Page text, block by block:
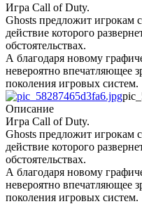
Игра Call of Duty.
Ghosts предложит игрокам
действие которого
обстоятельствах.
А благодаря новому
невероятно впечатляющее
поколения игровых систем.
Описание
Игра Call of Duty.
Ghosts предложит игрокам
действие которого
обстоятельствах.
А благодаря новому
невероятно впечатляющее
поколения игровых систем.